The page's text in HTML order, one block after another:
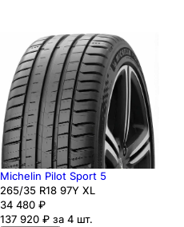
Michelin Pilot Sport 5
265/35 R18 97Y XL
34 480 ₽
137 920 ₽ за 4 шт.